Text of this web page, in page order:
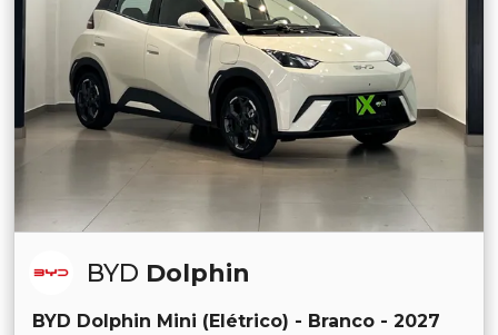
BYD Dolphin
BYD Dolphin Mini (Elétrico) - Branco - 2027